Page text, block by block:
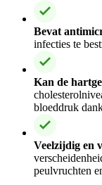
Bevat
infecties te
Kan de
bloeddruk
Veelzijdig en
peulvruchten